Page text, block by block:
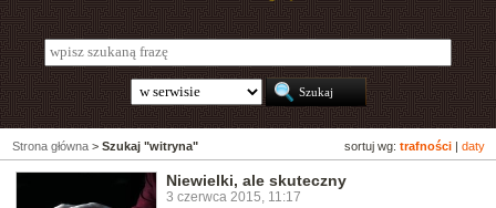
sortuj wg: trafności daty
Strona główna > Szukaj "witryna"
Niewielki, ale skuteczny
3 czerwca 2015, 11:17